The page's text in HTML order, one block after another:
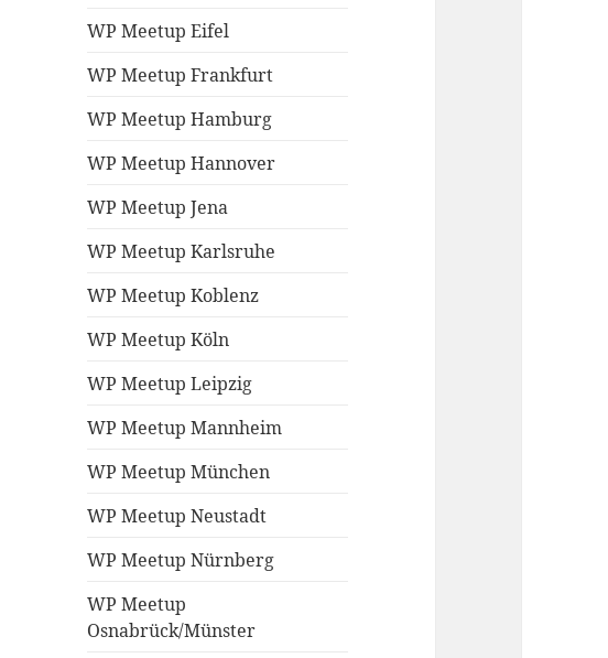
WP Meetup Eifel
WP Meetup Frankfurt
WP Meetup Hamburg
WP Meetup Hannover
WP Meetup Jena
WP Meetup Karlsruhe
WP Meetup Koblenz
WP Meetup Köln
WP Meetup Leipzig
WP Meetup Mannheim
WP Meetup München
WP Meetup Neustadt
WP Meetup Nürnberg
WP Meetup
Osnabrück/Münster